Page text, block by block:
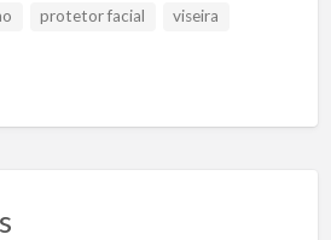
protetor facial
viseira